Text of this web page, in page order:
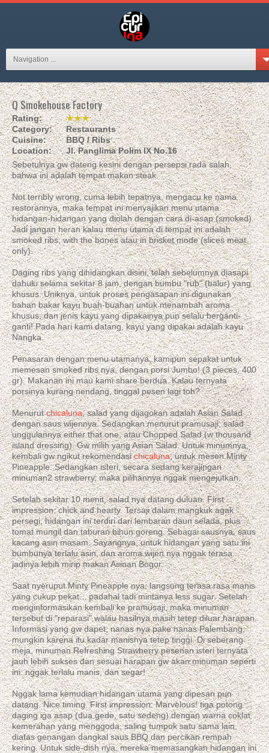
Navigation ...
Q Smokehouse Factory
Rating:
★★★
Category:
Restaurants
Cuisine:
BBQ / Ribs
Location:
Jl. Panglima Polim IX No.16
Sebetulnya gw dateng kesini dengan persepsi rada salah,
bahwa ini adalah tempat makan steak.
Not terribly wrong, cuma lebih tepatnya, mengacu ke nama
restorannya, maka tempat ini menyajikan menu utama
hidangan-hidangan yang diolah dengan cara di-asap (smoked).
Jadi jangan heran kalau menu utama di tempat ini adalah
smoked ribs; with the bones atau in brisket mode (slices meat
only).
Daging ribs yang dihidangkan disini, telah sebelumnya diasapi
dahulu selama sekitar 8 jam, dengan bumbu "rub" (balur) yang
khusus. Uniknya, untuk proses pengasapan ini digunakan
bahan bakar kayu buah-buahan untuk menambah aroma
khusus, dan jenis kayu yang dipakainya pun selalu berganti-
ganti! Pada hari kami datang, kayu yang dipakai adalah kayu
Nangka.
Penasaran dengan menu utamanya, kamipun sepakat untuk
memesan smoked ribs nya, dengan porsi Jumbo! (3 pieces, 400
gr). Makanan ini mau kami share berdua. Kalau ternyata
porsinya kurang nendang, tinggal pesen lagi toh?
Menurutchicaluna, salad yang dijagokan adalah Asian Salad
dengan saus wijennya. Sedangkan menurut pramusaji, salad
unggulannya either that one, atau Chopped Salad (w thousand
island dressing). Gw milih yang Asian Salad. Untuk minumnya,
kembali gw ngikut rekomendasichicaluna; untuk mesen Minty
Pineapple. Sedangkan isteri, secara sedang kerajingan
minuman2 strawberry, maka pilihannya nggak mengejutkan.
Setelah sekitar 10 menit, salad nya datang duluan. First
impression; chick and hearty. Tersaji dalam mangkuk agak
persegi, hidangan ini terdiri dari lembaran daun selada, plus
tomat mungil dan taburan bihun goreng. Sebagai sausnya, saus
kacang asin masam. Sayangnya, untuk hidangan yang satu ini
bumbunya terlalu asin, dan aroma wijen nya nggak terasa...
jadinya lebih mirip makan Asinan Bogor.
Saat nyeruput Minty Pineapple nya, langsung terasa rasa manis
yang cukup pekat... padahal tadi mintanya less sugar. Setelah
menginformasikan kembali ke pramusaji, maka minuman
tersebut di "reparasi" walau hasilnya masih tetep diluar harapan.
Informasi yang gw dapet, nanas nya pake nanas Palembang,
mungkin karena itu kadar manisnya tetep tinggi. Di seberang
meja, minuman Refreshing Strawberry pesenan isteri ternyata
jauh lebih sukses dan sesuai harapan gw akan minuman seperti
ini: nggak terlalu manis, dan segar!
Nggak lama kemudian hidangan utama yang dipesan pun
datang. Nice timing. First impression: Marvelous! tiga potong
daging iga asap (dua gede, satu sedeng) dengan warna coklat
kemerahan yang menggoda, saling tumpuk satu sama lain,
diatas genangan dangkal saus BBQ dan percikan rempah
kering. Untuk side-dish nya, mereka memasangkan hidangan ini